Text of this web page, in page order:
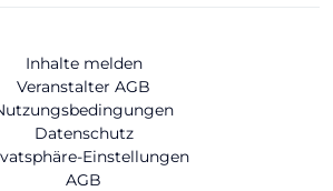
Inhalte melden
Veranstalter AGB
Datenschutz
Einstellungen
AGB